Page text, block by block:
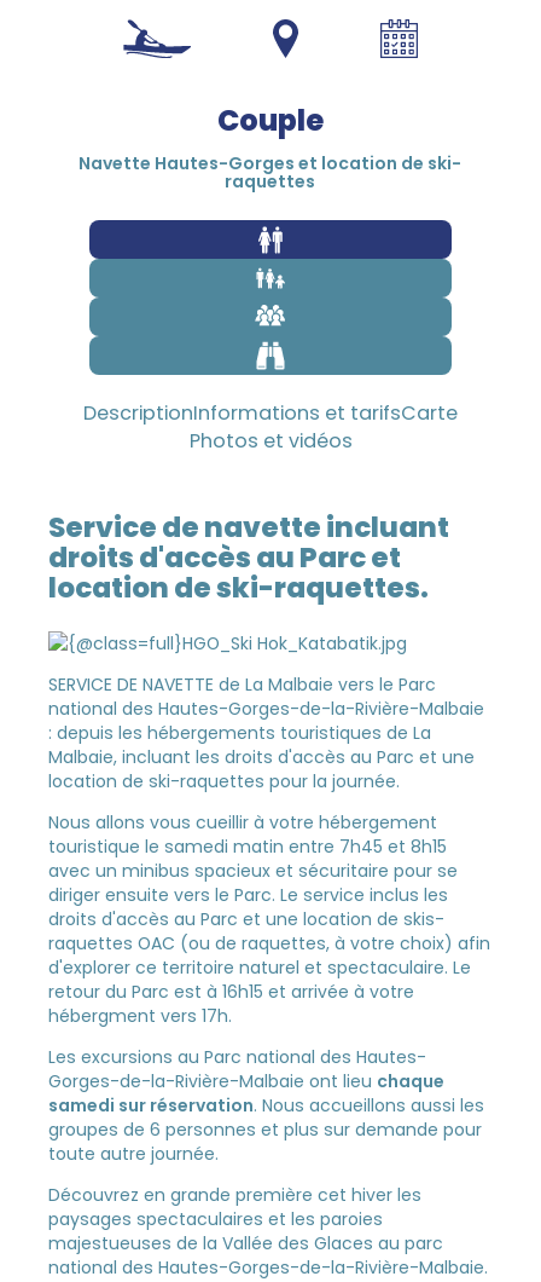
1 800 453-4850
Couple
Navette Hautes-Gorges et location de ski-
raquettes
DescriptionInformations et tarifsCarte
Photos et vidéos
Service de navette incluant
droits d'accès au Parc et
location de ski-raquettes.
SERVICE DE NAVETTE de La Malbaie vers le Parc
national des Hautes-Gorges-de-la-Rivière-Malbaie
: depuis les hébergements touristiques de La
Malbaie, incluant les droits d'accès au Parc et une
location de ski-raquettes pour la journée.
Nous allons vous cueillir à votre hébergement
touristique le samedi matin entre 7h45 et 8h15
avec un minibus spacieux et sécuritaire pour se
diriger ensuite vers le Parc. Le service inclus les
droits d'accès au Parc et une location de skis-
raquettes OAC (ou de raquettes, à votre choix) afin
d'explorer ce territoire naturel et spectaculaire. Le
retour du Parc est à 16h15 et arrivée à votre
hébergment vers 17h.
Les excursions au Parc national des Hautes-
Gorges-de-la-Rivière-Malbaie ont lieu chaque
samedi sur réservation. Nous accueillons aussi les
groupes de 6 personnes et plus sur demande pour
toute autre journée.
Découvrez en grande première cet hiver les
paysages spectaculaires et les paroies
majestueuses de la Vallée des Glaces au parc
national des Hautes-Gorges-de-la-Rivière-Malbaie.